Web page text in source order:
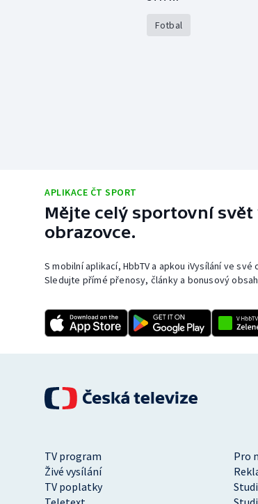
Fotbal
APLIKACE ČT SPORT
Mějte celý sportovní svět
obrazovce.
S mobilní aplikací, HbbTV a apkou iVysílání ve
Sledujte přímé přenosy, články a bonusový
TV program
Pro
Živé vysílání
TV poplatky